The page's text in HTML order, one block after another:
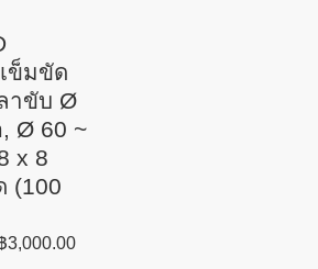
ข็มขัด
าขับ Ø
Ø 60 ~
x 8
(100
3,000.00